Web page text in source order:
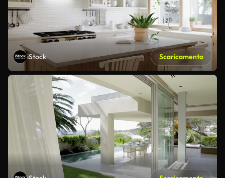
iStock Scaricamento